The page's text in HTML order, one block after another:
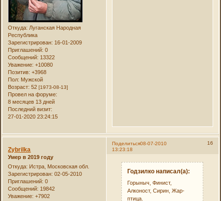
Откуда: Луганская Народная
Республика
Зарегистрирован: 16-01-2009
Приглашений: 0
Сообщений: 13322
Уважение: +10080
Позитив: +3968
Пол: Мужской
Возраст: 52[1973-08-13]
Провел на форуме:
8 месяцев 13 дней
Последний визит:
27-01-2020 23:24:15
Поделиться 16
08-07-2010
13:23:18
Zybrilka
Умер в 2019 году
Откуда: Истра, Московская обл.
Зарегистрирован: 02-05-2010
Приглашений: 0
Сообщений: 19842
Уважение: +7902
Годзилко написал(а):
Горыныч, Финист,
Алконост, Сирин, Жар-
птица.